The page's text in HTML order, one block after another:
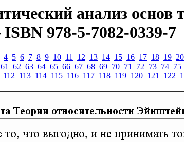
анализ
978-5-7082-0339-7
4 5 6 7 8 9 10 11 12 13 14 15 16 17 18 19 20
61 62 63 64 65 66 67 68 69 70 71 72 73 74 75
112 113 114 115 116 117 118 119 120 121 122